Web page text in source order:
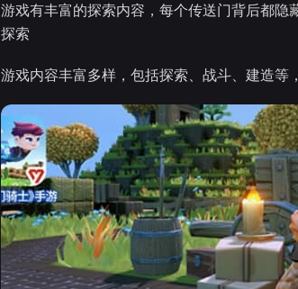
游戏有丰富的探索内容，每个传送门背后都
探索
游戏内容丰富多样，包括探索、战斗、建造等